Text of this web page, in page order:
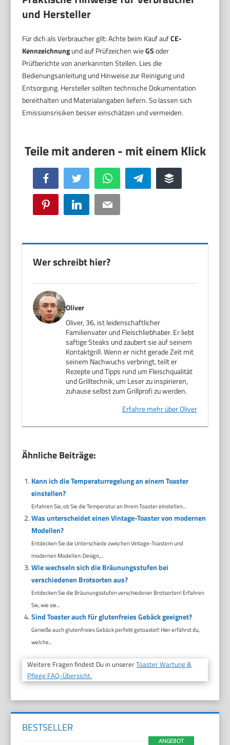
und Hersteller
Für dich als Verbraucher gilt: Achte beim Kauf aufCE-
Kennzeichnungund auf Prüfzeichen wieGSoder
Prüfberichte von anerkannten Stellen. Lies die
Bedienungsanleitung und Hinweise zur Reinigung und
Entsorgung. Hersteller sollten technische Dokumentation
bereithalten und Materialangaben liefern. So lassen sich
Emissionsrisiken besser einschätzen und vermeiden.
Facebook Twitter WhatsApp Telegram Buffer
Pinterest LinkedIn Email
Wer schreibt hier?
Oliver
Oliver, 36, ist leidenschaftlicher
Familienvater und Fleischliebhaber. Er liebt
saftige Steaks und zaubert sie auf seinem
Kontaktgrill. Wenn er nicht gerade Zeit mit
seinem Nachwuchs verbringt, teilt er
Rezepte und Tipps rund um Fleischqualität
und Grilltechnik, um Leser zu inspirieren,
zuhause selbst zum Grillprofi zu werden.
Erfahre mehr über Oliver
Ähnliche Beiträge:
Kann ich die Temperaturregelung an einem Toaster
einstellen?
Erfahren Sie, ob Sie die Temperatur an Ihrem Toaster einstellen...
Was unterscheidet einen Vintage-Toaster von modernen
Modellen?
Entdecken Sie die Unterschiede zwischen Vintage-Toastern und
modernen Modellen: Design,...
Wie wechseln sich die Bräunungsstufen bei
verschiedenen Brotsorten aus?
Entdecken Sie die Bräunungsstufen verschiedener Brotsorten! Erfahren
Sie, wie sie...
Sind Toaster auch für glutenfreies Gebäck geeignet?
Genieße auch glutenfreies Gebäck perfekt getoastet! Hier erfährst du,
welche...
Weitere Fragen findest Du in unsererToaster Wartung &
Pflege FAQ-Übersicht.
BESTSELLER
ANGEBOT